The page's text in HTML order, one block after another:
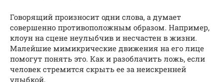
Говорящий произносит одни слова, а думает
совершенно противоположным образом. Например,
клоун на сцене неулыбчив и несчастен в жизни.
Малейшие мимикрические движения на его лице
помогут понять это. Как и разоблачить ложь, если
человек стремится скрыть ее за неискренней
улыбкой.